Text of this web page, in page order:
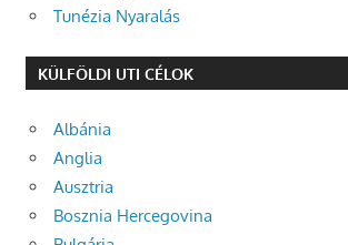
Tunézia Nyaralás
KÜLFÖLDI UTI CÉLOK
Albánia
Anglia
Ausztria
Bosznia Hercegovina